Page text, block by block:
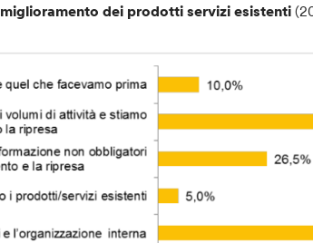
miglioramento dei prodotti servizi esistenti